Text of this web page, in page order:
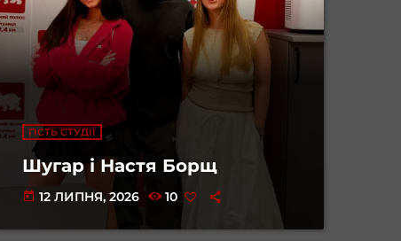
ГІСТЬ СТУДІЇ
Шугар і Настя Борщ
today 12 ЛИПНЯ, 2026 10